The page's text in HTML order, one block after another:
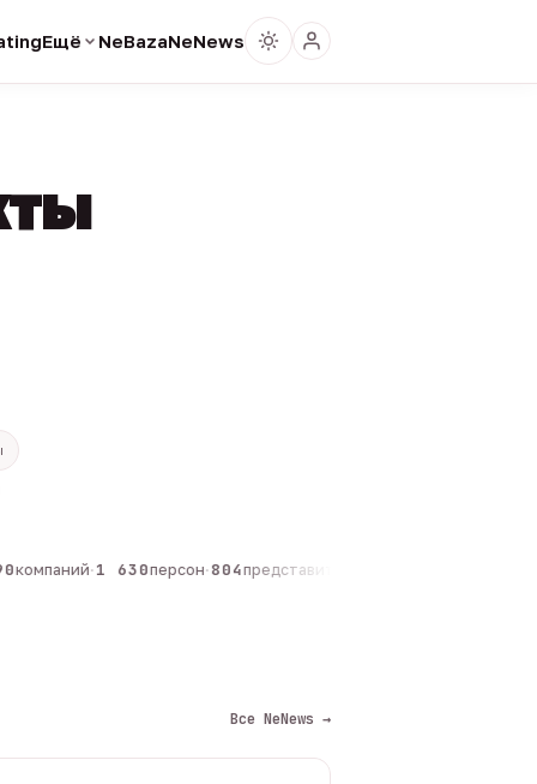
Ещё NeBazaNeNews
компаний·1 630персон·804представителей
Все NeNews →